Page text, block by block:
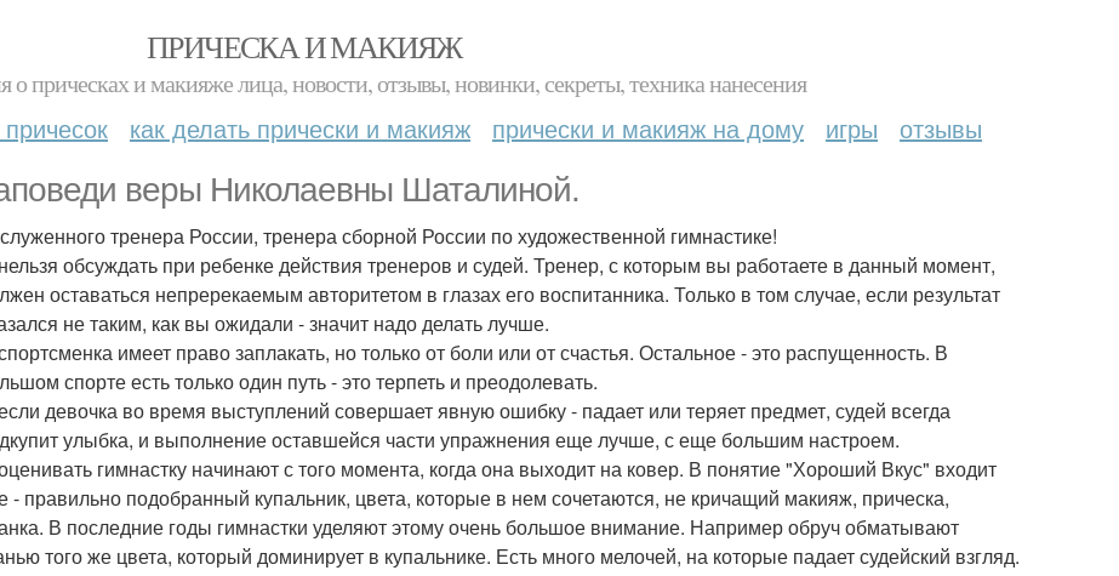
ПРИЧЕСКА И МАКИЯЖ
о прическах и макияже лица, новости, отзывы, новинки, секреты, техника нанесения
как делать прически и макияж прически и макияж на дому игры отзывы
веры Николаевны Шаталиной.
тренера России, тренера сборной России по художественной гимнастике!
обсуждать при ребенке действия тренеров и судей. Тренер, с которым вы работаете в данный момент,
оставаться непререкаемым авторитетом в глазах его воспитанника. Только в том случае, если результат
не таким, как вы ожидали - значит надо делать лучше.
имеет право заплакать, но только от боли или от счастья. Остальное - это распущенность. В
спорте есть только один путь - это терпеть и преодолевать.
девочка во время выступлений совершает явную ошибку - падает или теряет предмет, судей всегда
улыбка, и выполнение оставшейся части упражнения еще лучше, с еще большим настроем.
гимнастку начинают с того момента, когда она выходит на ковер. В понятие "Хороший Вкус" входит
- правильно подобранный купальник, цвета, которые в нем сочетаются, не кричащий макияж, прическа,
В последние годы гимнастки уделяют этому очень большое внимание. Например обруч обматывают
того же цвета, который доминирует в купальнике. Есть много мелочей, на которые падает судейский взгляд.